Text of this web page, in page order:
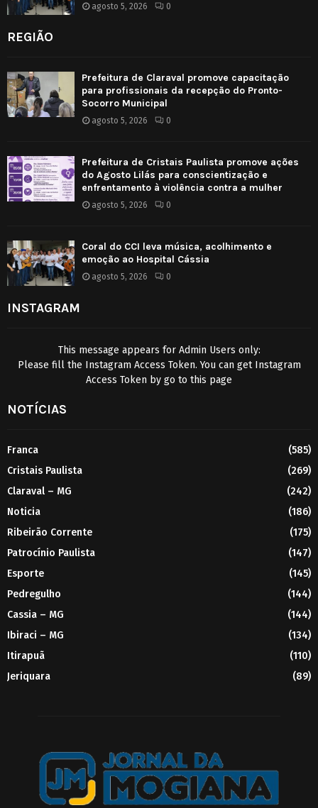
agosto 5, 2026 0
REGIÃO
Prefeitura de Claraval promove capacitação
para profissionais da recepção do Pronto-
Socorro Municipal
agosto 5, 2026 0
Prefeitura de Cristais Paulista promove ações
do Agosto Lilás para conscientização e
enfrentamento à violência contra a mulher
agosto 5, 2026 0
Coral do CCI leva música, acolhimento e
emoção ao Hospital Cássia
agosto 5, 2026 0
INSTAGRAM
This message appears for Admin Users only:
Please fill the Instagram Access Token. You can get Instagram
Access Token by go to this page
NOTÍCIAS
Franca
(585)
Cristais Paulista
(269)
Claraval – MG
(242)
Noticia
(186)
Ribeirão Corrente
(175)
Patrocínio Paulista
(147)
Esporte
(145)
Pedregulho
(144)
Cassia – MG
(144)
Ibiraci – MG
(134)
Itirapuã
(110)
Jeriquara
(89)